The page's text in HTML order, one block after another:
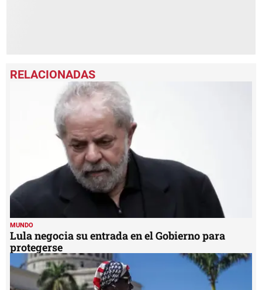
MUNDO
Lula negocia su entrada en el Gobierno para
protegerse